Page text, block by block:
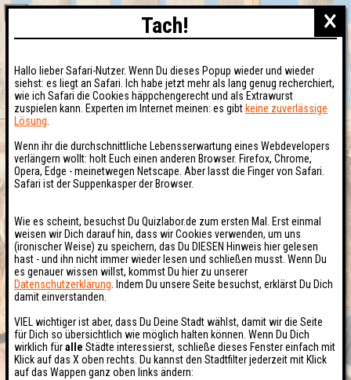
×
Tach!
Hallo lieber Safari-Nutzer. Wenn Du dieses Popup wieder und wieder
siehst: es liegt an Safari. Ich habe jetzt mehr als lang genug recherchiert,
wie ich Safari die Cookies häppchengerecht und als Extrawurst
zuspielen kann. Experten im Internet meinen: es gibt keine zuverlässige
Lösung
Wenn ihr die durchschnittliche Lebensserwartung eines Webdevelopers
verlängern wollt: holt Euch einen anderen Browser. Firefox, Chrome,
Opera, Edge - meinetwegen Netscape. Aber lasst die Finger von Safari.
Safari ist der Suppenkasper der Browser.
Wie es scheint, besuchst Du Quizlabor.de zum ersten Mal. Erst einmal
weisen wir Dich darauf hin, dass wir Cookies verwenden, um uns
(ironischer Weise) zu speichern, das Du DIESEN Hinweis hier gelesen
hast - und ihn nicht immer wieder lesen und schließen musst. Wenn Du
es genauer wissen willst, kommst Du hier zu unserer
Datenschutzerklärung . Indem Du unsere Seite besuchst, erklärst Du Dich
damit einverstanden.
VIEL wichtiger ist aber, dass Du Deine Stadt wählst, damit wir die Seite
für Dich so übersichtlich wie möglich halten können. Wenn Du Dich
wirklich füralle Städte interessierst, schließe dieses Fenster einfach mit
Klick auf das X oben rechts. Du kannst den Stadtfilter jederzeit mit Klick
auf das Wappen ganz oben links ändern: